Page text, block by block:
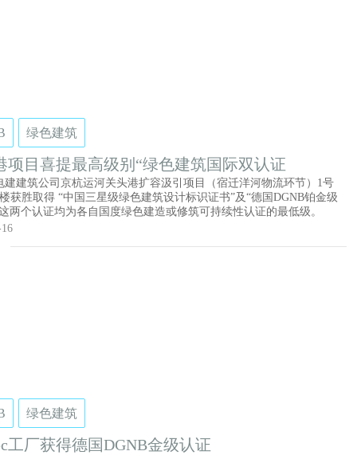
绿色建筑
项目喜提最高级别“绿色建筑国际双认证
建建筑公司京杭运河关头港扩容汲引项目（宿迁洋河物流环节）1号
获胜取得 “中国三星级绿色建筑设计标识证书”及“德国DGNB铂金级
两个认证均为各自国度绿色建造或修筑可持续性认证的最低级。
绿色建筑
工厂获得德国DGNB金级认证